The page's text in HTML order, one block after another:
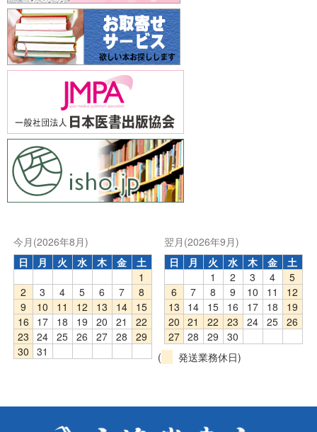
今月(2026年8月)
日
月 火 水 木 金
土
1
2
3 4 5 6 7
8
9
10 11 12 13 14
15
16
17 18 19 20 21
22
23
24 25 26 27 28
29
30
31
翌月(2026年9月)
日
月 火 水 木 金
土
1
2 3 4
5
6
7 8 9 10 11
12
13
14 15 16 17 18
19
20
21 22 23 24 25
26
27 28 29
30
(
発送業務休日)